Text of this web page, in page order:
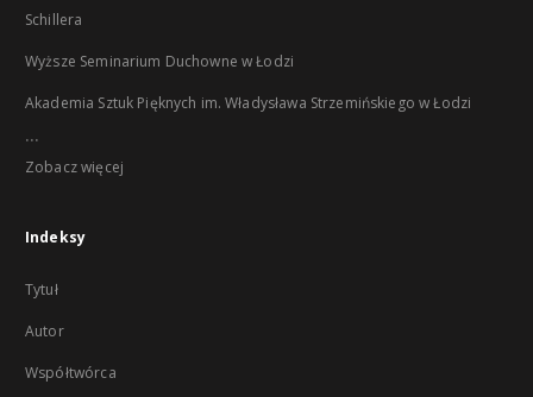
Schillera
Wyższe Seminarium Duchowne w Łodzi
Akademia Sztuk Pięknych im. Władysława Strzemińskiego w Łodzi
...
Zobacz więcej
Indeksy
Tytuł
Autor
Współtwórca